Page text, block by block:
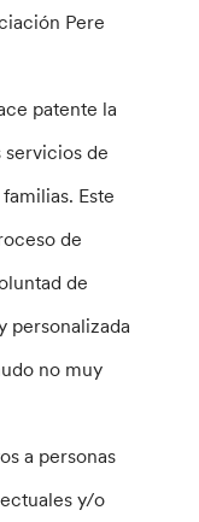
Pere
patente la
servicios de
Este
de
de
personalizada
no muy
a personas
y/o